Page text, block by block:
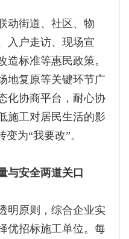
动街道、社区、物
入户走访、现场宣
造标准等惠民政策。
地复原等关键环节广
化协商平台，耐心协
施工对居民生活的影
为“我要改”。
与安全两道关口
明原则，综合企业实
优招标施工单位。每